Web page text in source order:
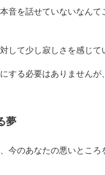
音を話せていないなんて
して少し寂しさを感じて
する必要はありませんが
夢
今のあなたの悪いところ